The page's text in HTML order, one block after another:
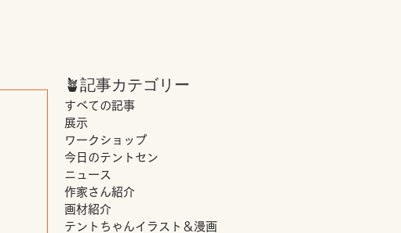
🪴記事カテゴリー
すべての記事
展示
ワークショップ
今日のテントセン
ニュース
作家さん紹介
画材紹介
テントちゃんイラスト＆漫画